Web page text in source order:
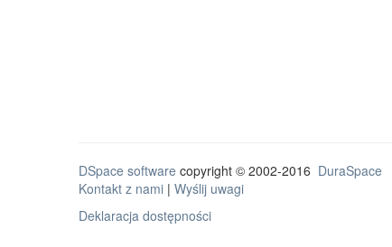
DSpace software copyright © 2002-2016 DuraSpace
Kontakt z nami | Wyślij uwagi
Deklaracja dostępności